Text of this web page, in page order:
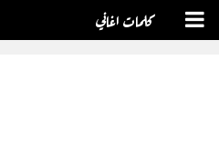
كلمات اغاني